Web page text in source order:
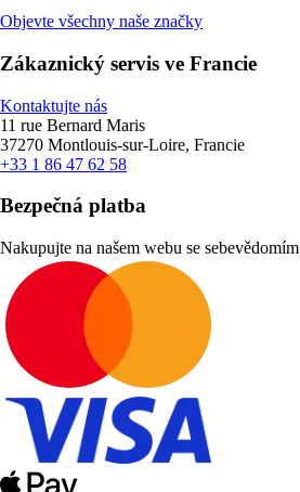
Objevte všechny naše značky
Zákaznický servis ve Francie
Kontaktujte nás
11 rue Bernard Maris
37270 Montlouis-sur-Loire, Francie
+33 1 86 47 62 58
Bezpečná platba
Nakupujte na našem webu se sebevědomím